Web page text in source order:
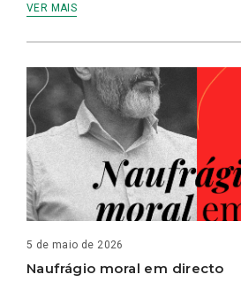
VER MAIS
5 de maio de 2026
Naufrágio moral em directo